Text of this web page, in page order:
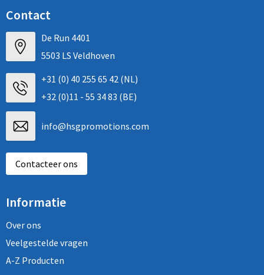
Contact
De Run 4401
5503 LS Veldhoven
+31 (0) 40 255 65 42 (NL)
+32 (0)11 - 55 34 83 (BE)
info@hsgpromotions.com
Contacteer ons
Informatie
Over ons
Veelgestelde vragen
A-Z Producten